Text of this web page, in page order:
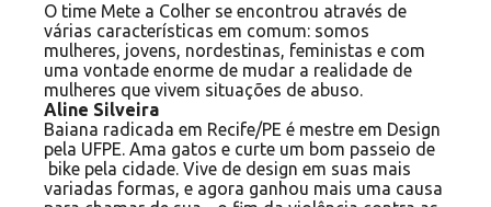
O time Mete a Colher se encontrou através de
várias características em comum: somos
mulheres, jovens, nordestinas, feministas e com
uma vontade enorme de mudar a realidade de
mulheres que vivem situações de abuso.
Aline Silveira
Baiana radicada em Recife/PE é mestre em Design
pela UFPE. Ama gatos e curte um bom passeio de
bike pela cidade. Vive de design em suas mais
variadas formas, e agora ganhou mais uma causa